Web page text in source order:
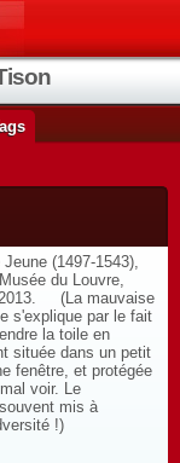
(1497-1543),
du Louvre,
2013. (La mauvaise
s'explique par le fait
la toile en
située dans un petit
fenêtre, et protégée
voir. Le
mis à
!)